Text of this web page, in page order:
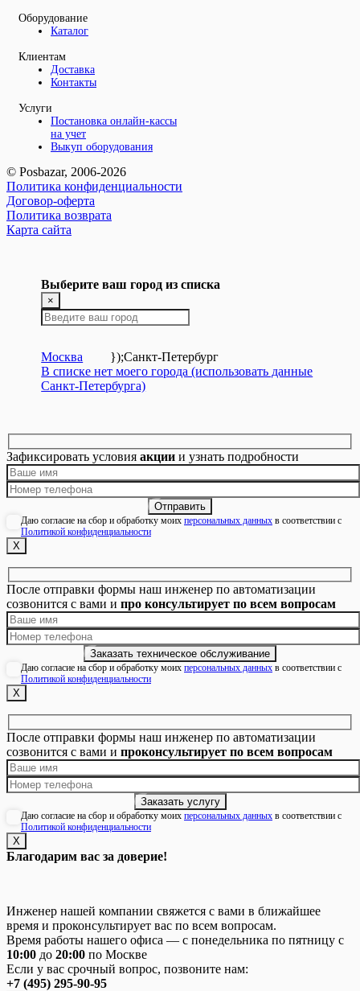
Оборудование
Каталог
Клиентам
Доставка
Контакты
Услуги
Постановка онлайн-кассы
на учет
Выкуп оборудования
© Posbazar, 2006-2026
Политика конфиденциальности
Договор-оферта
Политика возврата
Карта сайта
Выберите ваш город из списка
×
Москва });Санкт-Петербург
В списке нет моего города (использовать данные
Санкт-Петербурга)
Зафиксировать условия акции и узнать подробности
Даю согласие на сбор и обработку моих персональных данных в соответствии с
Политикой конфиденциальности
Х
После отправки формы наш инженер по автоматизации
созвонится с вами и про консультирует по всем вопросам
Даю согласие на сбор и обработку моих персональных данных в соответствии с
Политикой конфиденциальности
Х
После отправки формы наш инженер по автоматизации
созвонится с вами и проконсультирует по всем вопросам
Даю согласие на сбор и обработку моих персональных данных в соответствии с
Политикой конфиденциальности
Х
Благодарим вас за доверие!
Инженер нашей компании свяжется с вами в ближайшее
время и проконсультирует вас по всем вопросам.
Время работы нашего офиса — с понедельника по пятницу с
10:00 до 20:00 по Москве
Если у вас срочный вопрос, позвоните нам:
+7 (495) 295-90-95